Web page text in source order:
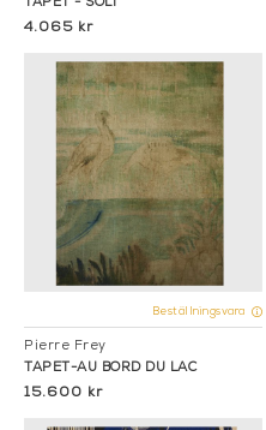
TAPET - SOLI
4.065 kr
Beställningsvara
Pierre Frey
TAPET-AU BORD DU LAC
15.600 kr